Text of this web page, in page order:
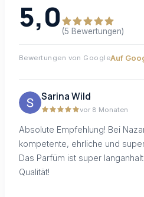
5,0 (5 Bewertungen)
Bewertungen von GoogleAuf
Sarina Wild
vor 8 Monaten
Absolute Empfehlung! Bei
kompetente, ehrliche und
Das Parfüm ist super
Qualität!